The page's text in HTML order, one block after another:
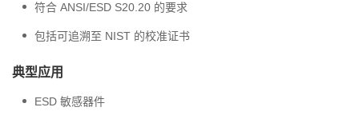
符合 ANSI/ESD S20.20 的要求
包括可追溯至 NIST 的校准证书
典型应用
ESD 敏感器件